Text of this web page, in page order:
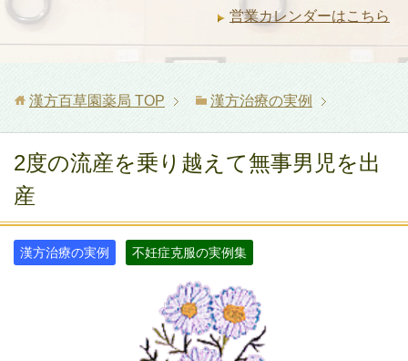
営業カレンダーはこちら
漢方百草園薬局 TOP 漢方治療の実例
2度の流産を乗り越えて無事男児を出
産
漢方治療の実例 不妊症克服の実例集